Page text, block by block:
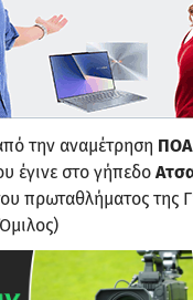
την αναμέτρηση ΠΟΑ
έγινε στο γήπεδο
πρωταθλήματος της